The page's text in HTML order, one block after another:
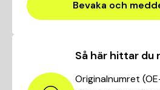
Så här hittar du
Originalnumret
Bevaka och